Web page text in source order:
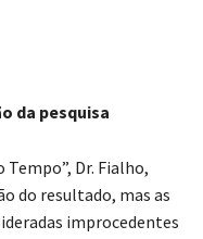
da pesquisa
Dr. Fialho,
do resultado, mas as
improcedentes